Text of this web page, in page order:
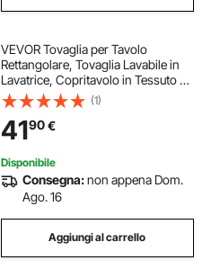
VEVOR Tovaglia per Tavolo
Rettangolare, Tovaglia Lavabile in
Lavatrice, Copritavolo in Tessuto di
Poliestere Resistente alle Pieghe per
Matrimonio, Festa, Banchetto, Nero
6 Pezzi 1778 x 3048 mm
(1)
4190€
Disponibile
Consegna:non appena Dom.
Ago. 16
Aggiungi al carrello